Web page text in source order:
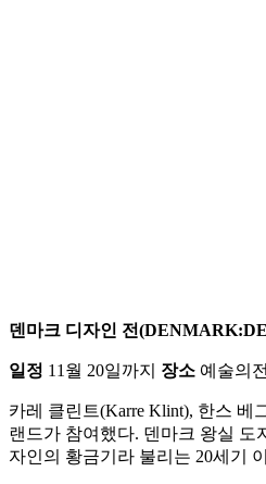
덴마크 디자인 전
일정 11월 20일까지 장소 예술의
카레 클린트(Karre Klint), 한스 베
랜드가 참여했다. 덴마크 왕실 도
자인의 황금기라 불리는 20세기